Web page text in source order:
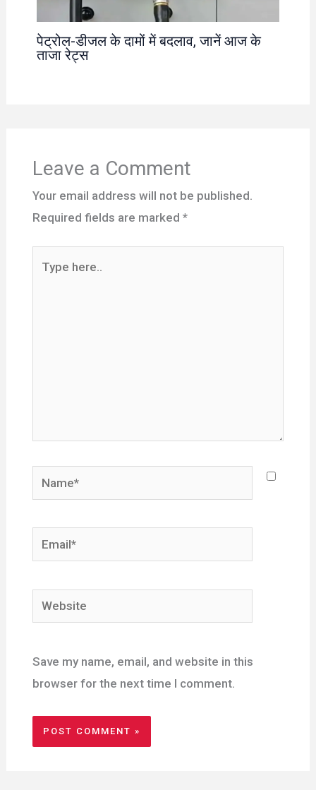
पेट्रोल-डीजल के दामों में बदलाव, जानें आज के
ताजा रेट्स
Leave a Comment
Your email address will not be published.
Required fields are marked *
Name*
Email*
Website
Save my name, email, and website in this
browser for the next time I comment.